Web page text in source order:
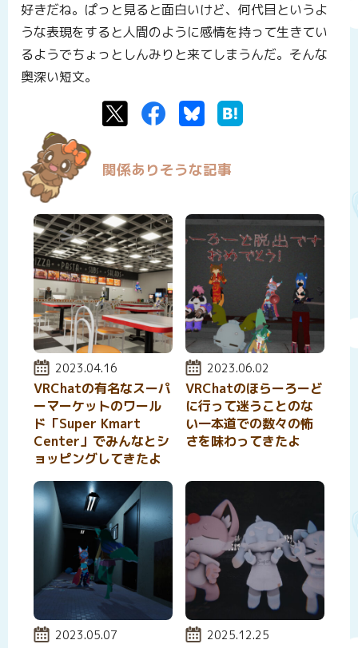
好きだね。ぱっと見ると面白いけど、何代目というよ
うな表現をすると人間のように感情を持って生きてい
るようでちょっとしんみりと来てしまうんだ。そんな
奥深い短文。
TwitterFacebookBluesky
関係ありそうな記事
投稿日:
2023.04.16
VRChatの有名なスーパ
ーマーケットのワール
ド「Super Kmart
Center」でみんなとシ
ョッピングしてきたよ
投稿日:
2023.06.02
VRChatのほらーろーど
に行って迷うことのな
い一本道での数々の怖
さを味わってきたよ
投稿日:
2023.05.07 投稿日:
2025.12.25